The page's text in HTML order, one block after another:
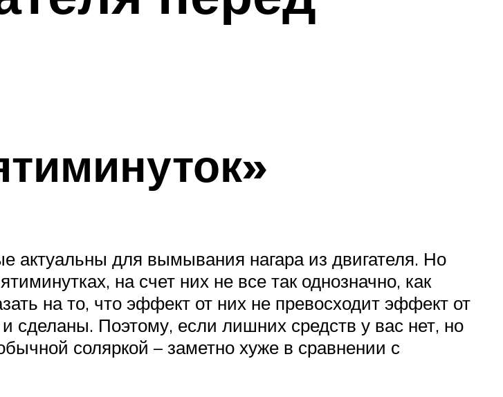
актуальны для вымывания нагара из двигателя. Но
на счет них не все так однозначно, как
на то, что эффект от них не превосходит эффект от
сделаны. Поэтому, если лишних средств у вас нет, но
соляркой – заметно хуже в сравнении с